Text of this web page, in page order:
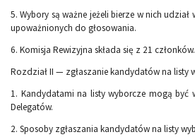
5. Wybory są ważne jeżeli bierze w nich
upoważnionych do głosowania.
6. Komisja Rewizyjna składa się z 21 członków.
Rozdział II — zgłaszanie kandydatów na listy
1. Kandydatami na listy wyborcze mogą być
Delegatów.
2. Sposoby zgłaszania kandydatów na listy